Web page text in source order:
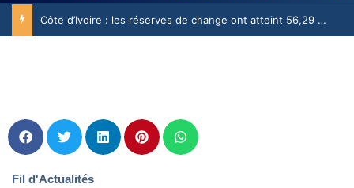
Côte d’Ivoire : les réserves de change ont atteint 56,29 milliards USD en juillet
Fil d'Actualités